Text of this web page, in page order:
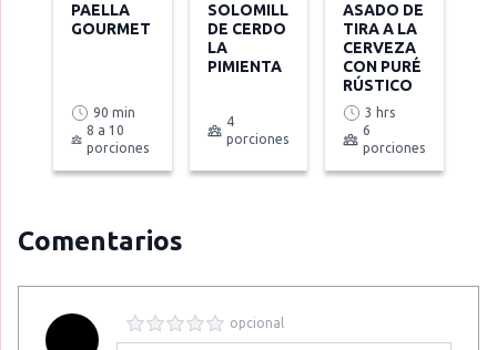
PAELLA
GOURMET
90 min
8 a 10
porciones
SOLOMILLO
DE CERDO A
LA
PIMIENTA
4
porciones
ASADO DE
TIRA A LA
CERVEZA
CON PURÉ
RÚSTICO
3 hrs
6
porciones
Comentarios
opcional